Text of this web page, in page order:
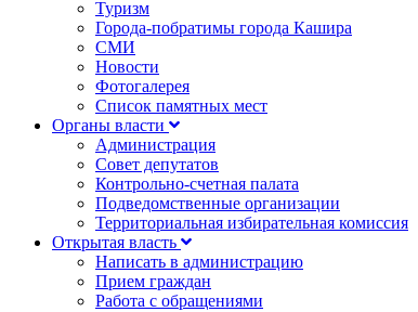
Туризм
Города-побратимы города Кашира
СМИ
Новости
Фотогалерея
Список памятных мест
Органы власти
Администрация
Совет депутатов
Контрольно-счетная палата
Подведомственные организации
Территориальная избирательная комиссия
Открытая власть
Написать в администрацию
Прием граждан
Работа с обращениями